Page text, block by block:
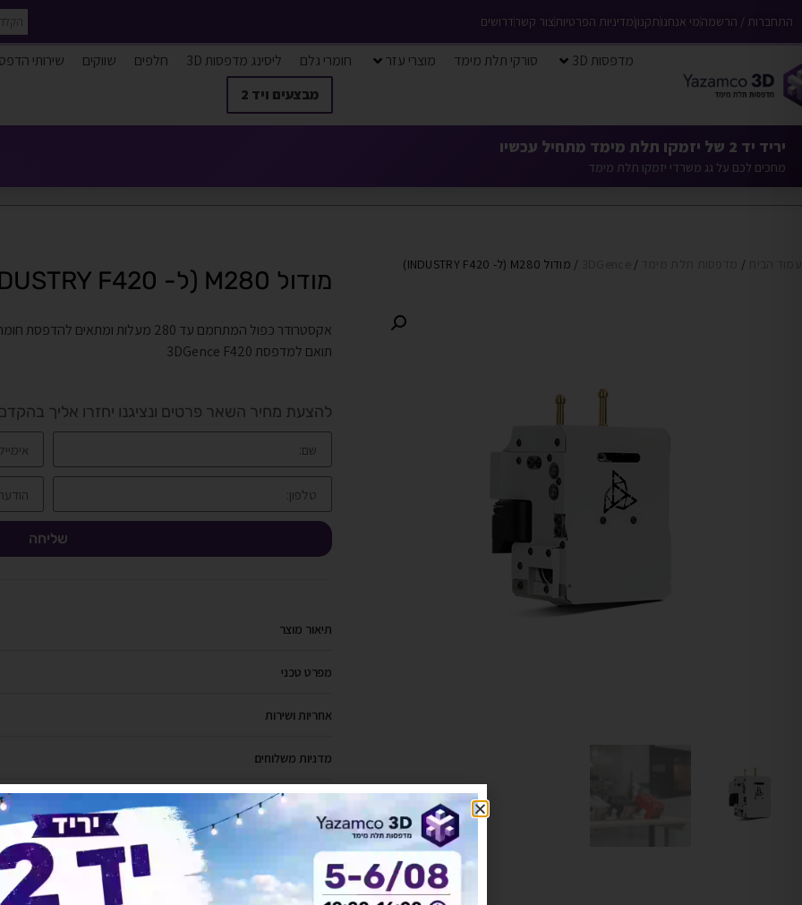
התחברות / הרשמהמי אנחנותקנוןמדיניות הפרטיות צור קשרדרושים
מדפסות 3D סורקי תלת מימד מוצרי עזר חומרי גלם ליסינג מדפסות 3D חלפים שווקים
שירותי
מבצעים ויד 2
יריד יד 2 של יזמקו תלת מימד מתחיל עכשיו
מחכים לכם על גג משרדי יזמקו תלת מימד
/
/ / מודול M280 (ל- INDUSTRY F420)
מודול M280 (ל- INDUSTRY F420)
תואם למדפסת 3DGence F420
להצעת מחיר השאר פרטים ונציגנו יחזרו אליך בהקדם
שליחה
תיאור מוצר
מפרט טכני
אחריות ושירות
מדניות משלוחים
יש לך שאלה על המוצר?
לחץ כאן ונציגנו יחזרו אליך בהקדם!